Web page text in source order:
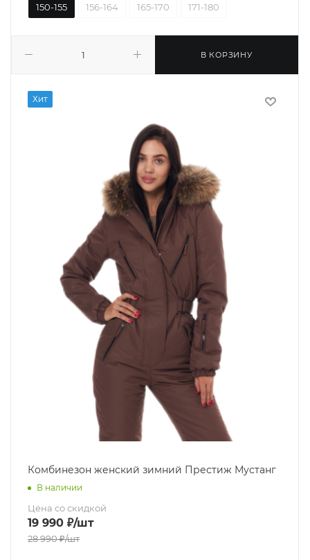
В КОРЗИНУ
150-155 156-164 165-170 171-180
Хит
Комбинезон женский зимний Престиж Мустанг
В наличии
Цена со скидкой
19 990 ₽/шт
28 990₽/шт